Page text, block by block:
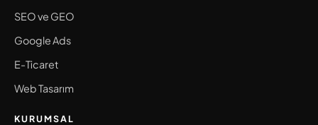
SEO ve GEO
Google Ads
E-Ticaret
Web Tasarım
KURUMSAL